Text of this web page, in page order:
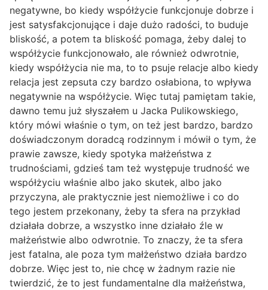
negatywne, bo kiedy współżycie funkcjonuje dobrze i
jest satysfakcjonujące i daje dużo radości, to buduje
bliskość, a potem ta bliskość pomaga, żeby dalej to
współżycie funkcjonowało, ale również odwrotnie,
kiedy współżycia nie ma, to to psuje relacje albo kiedy
relacja jest zepsuta czy bardzo osłabiona, to wpływa
negatywnie na współżycie. Więc tutaj pamiętam takie,
dawno temu już słyszałem u Jacka Pulikowskiego,
który mówi właśnie o tym, on też jest bardzo, bardzo
doświadczonym doradcą rodzinnym i mówił o tym, że
prawie zawsze, kiedy spotyka małżeństwa z
trudnościami, gdzieś tam też występuje trudność we
współżyciu właśnie albo jako skutek, albo jako
przyczyna, ale praktycznie jest niemożliwe i co do
tego jestem przekonany, żeby ta sfera na przykład
działała dobrze, a wszystko inne działało źle w
małżeństwie albo odwrotnie. To znaczy, że ta sfera
jest fatalna, ale poza tym małżeństwo działa bardzo
dobrze. Więc jest to, nie chcę w żadnym razie nie
twierdzić, że to jest fundamentalne dla małżeństwa,